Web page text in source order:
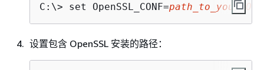
C:\> set OpenSSL_CONF=
设置包含 OpenSSL 安装的路径：